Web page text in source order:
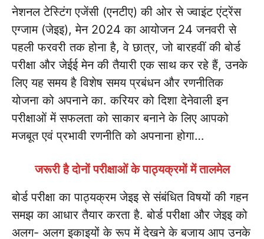
नेशनल टेस्टिंग एजेंसी (एनटीए) की ओर से ज्वाइंट एंट्रेंस
एग्जाम (जेइइ), मेन 2024 का आयोजन 24 जनवरी से
पहली फरवरी तक होना है, वे छात्र, जो बारहवीं की बोर्ड
परीक्षा और जेईई मेन की तैयारी एक साथ कर रहे हैं, उनके
लिए यह समय है विशेष समय प्रबंधन और रणनीतिक
योजना को अपनाने का. करियर को दिशा देनेवाली इन
परीक्षाओं में सफलता को साकार बनाने के लिए आपको
मजबूत एवं प्रभावी रणनीति को अपनाना होगा…
जरूरी है दोनों परीक्षाओं के पाठ्यक्रमों में तालमेल
बोर्ड परीक्षा का पाठ्यक्रम जेइइ से संबंधित विषयों की गहन
समझ का आधार तैयार करता है. बोर्ड परीक्षा और जेइइ को
अलग- अलग इकाइयों के रूप में देखने के बजाय आप उनके